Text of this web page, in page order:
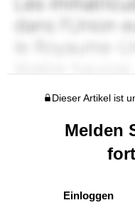
Dieser Artikel ist
Melden
Einloggen